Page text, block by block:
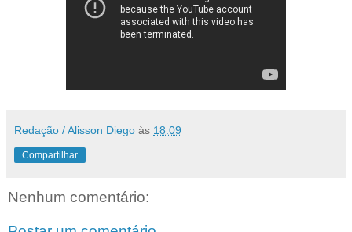
Redação / Alisson Diego às 18:09
Compartilhar
Nenhum comentário: